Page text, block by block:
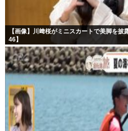
【画像】川﨑桜がミニスカートで美脚を
46】